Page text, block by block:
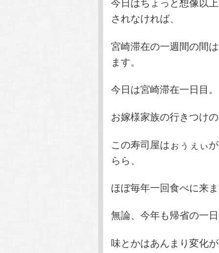
されなければ、
宮崎滞在の一週間の間
ます。
今日は宮崎滞在一日目。
お嫁様家族の行きつけ
この寿司屋はぉぅぇぃ
らら、
ほぼ毎年一回食べに来
無論、今年も帰省の一
味とかはあんまり変化